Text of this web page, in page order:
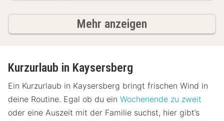
Mehr anzeigen
Kurzurlaub in Kaysersberg
Ein Kurzurlaub in Kaysersberg bringt frischen Wind in
deine Routine. Egal ob du ein Wochenende zu zweit
oder eine Auszeit mit der Familie suchst, hier gibt’s